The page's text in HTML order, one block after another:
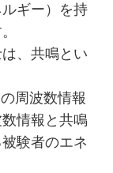
ギー）を持
、共鳴とい
周波数情報
情報と共鳴
験者のエネ